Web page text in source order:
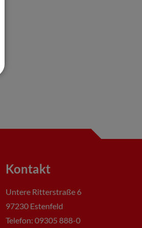
Kontakt
Untere Ritterstraße 6
97230 Estenfeld
Telefon: 09305 888-0